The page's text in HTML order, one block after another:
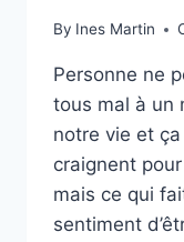
By Ines Martin
Personne ne
tous mal à un
notre vie et
craignent
mais ce qui
sentiment